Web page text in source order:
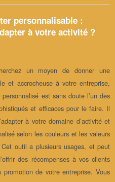
personnalisable :
à votre activité ?
un moyen de donner une
et accrocheuse à votre entreprise,
est sans doute l’un des
et efficaces pour le faire. Il
à votre domaine d’activité et
selon les couleurs et les valeurs
outil a plusieurs usages, et peut
des récompenses à vos clients
de votre entreprise. Vous